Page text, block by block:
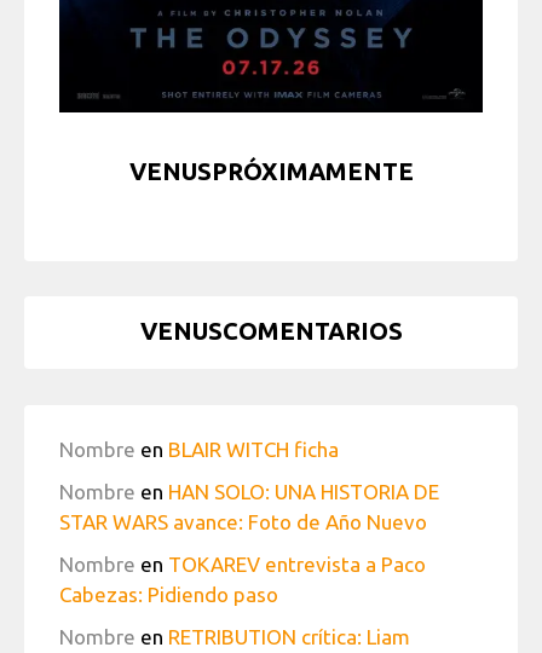
VENUSPRÓXIMAMENTE
VENUSCOMENTARIOS
Nombre en BLAIR WITCH ficha
Nombre en HAN SOLO: UNA HISTORIA DE
STAR WARS avance: Foto de Año Nuevo
Nombre en TOKAREV entrevista a Paco
Cabezas: Pidiendo paso
Nombre en RETRIBUTION crítica: Liam